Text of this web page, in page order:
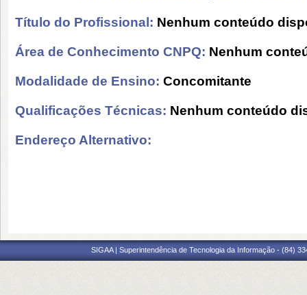
Título do Profissional: Nenhum conteúdo
Área de Conhecimento CNPQ: Nenhum
Modalidade de Ensino: Concomitante
Qualificações Técnicas: Nenhum conteúdo
Endereço Alternativo:
SIGAA | Superintendência de Tecnologia da Informação - (84)